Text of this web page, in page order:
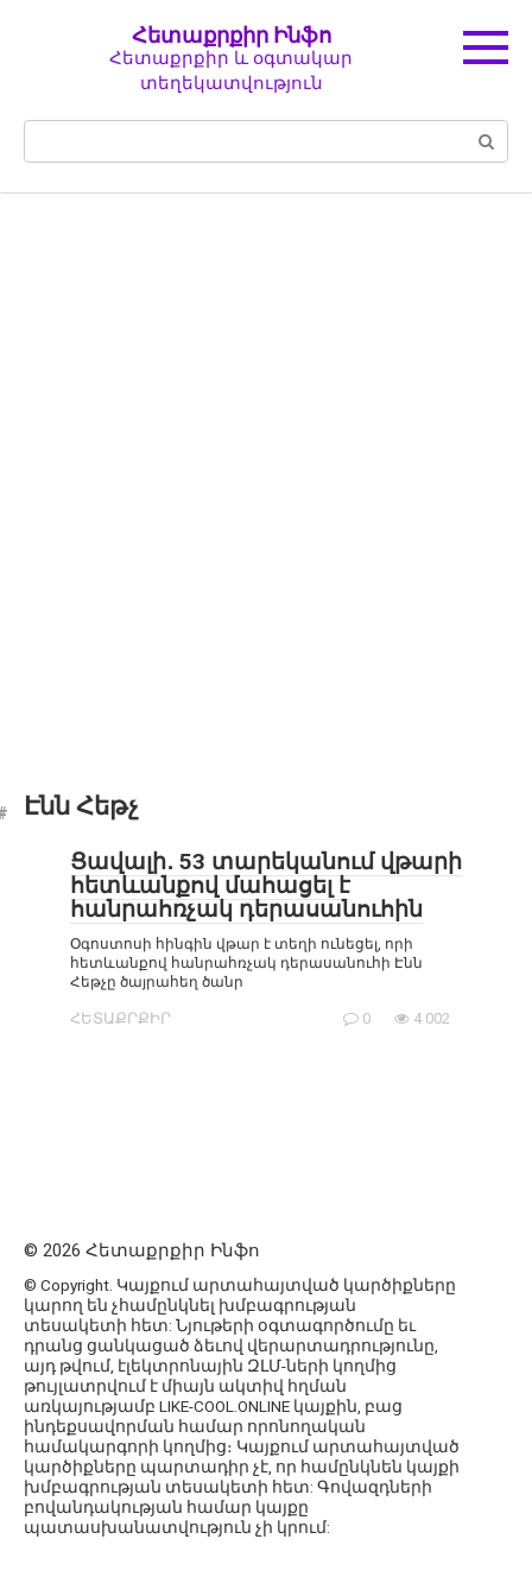
Հետաքրքիր Ինֆո
Հետաքրքիր և օգտակար
տեղեկատվություն
Էնն Հեթչ
Ցավալի․ 53 տարեկանում վթարի
հետևանքով մահացել է
հանրահռչակ դերասանուհին
Օգոստոսի հինգին վթար է տեղի ունեցել, որի
հետևանքով հանրահռչակ դերասանուհի Էնն
Հեթչը ծայրահեղ ծանր
ՀԵՏԱՔՐՔԻՐ 0 4 002
© 2026 Հետաքրքիր Ինֆո
© Copyright. Կայքում արտահայտված կարծիքները
կարող են չհամընկնել խմբագրության
տեսակետի հետ: Նյութերի օգտագործումը եւ
դրանց ցանկացած ձեւով վերարտադրությունը,
այդ թվում, էլեկտրոնային ԶԼՄ-ների կողմից
թույլատրվում է միայն ակտիվ հղման
առկայությամբ LIKE-COOL.ONLINE կայքին, բաց
ինդեքսավորման համար որոնողական
համակարգորի կողմից։ Կայքում արտահայտված
կարծիքները պարտադիր չէ, որ համընկնեն կայքի
խմբագրության տեսակետի հետ: Գովազդների
բովանդակության համար կայքը
պատասխանատվություն չի կրում: